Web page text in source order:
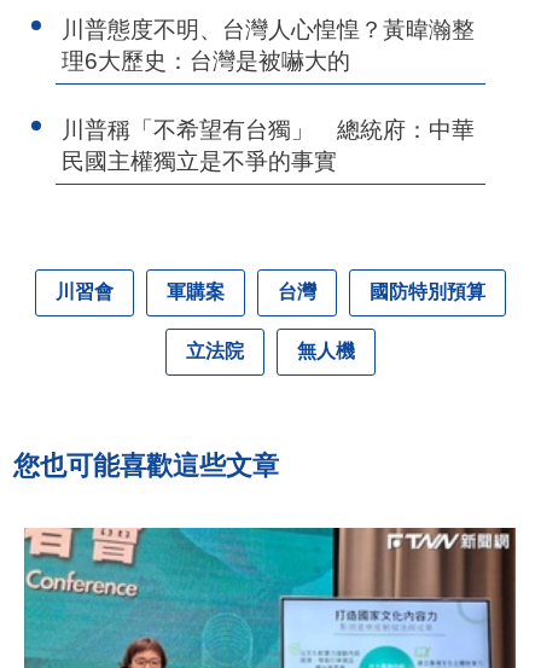
川普態度不明、台灣人心惶惶？黃暐瀚整
理6大歷史：台灣是被嚇大的
川普稱「不希望有台獨」 總統府：中華
民國主權獨立是不爭的事實
川習會 軍購案 台灣 國防特別預算
立法院 無人機
您也可能喜歡這些文章